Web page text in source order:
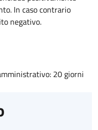
In caso contrario
negativo.
20 giorni